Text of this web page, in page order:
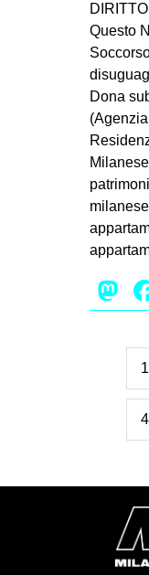
Questo
Dona
1
4